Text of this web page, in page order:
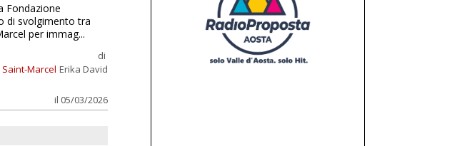
Saint-Marcel
di
Erika David
il 05/03/2026
Fondazione
di svolgimento tra
per immag...